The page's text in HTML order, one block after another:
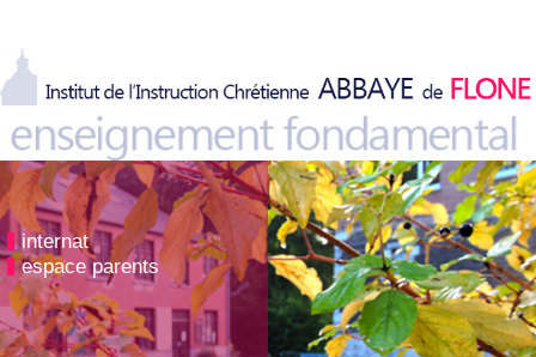
internat
espace parents